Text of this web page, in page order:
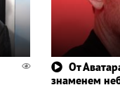
От
знаменем